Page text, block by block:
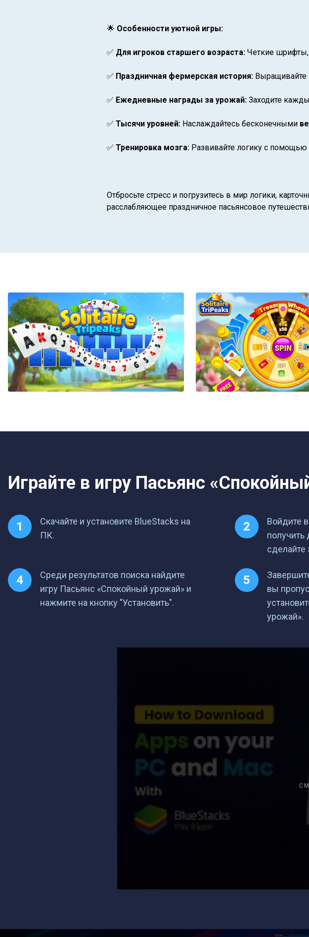
🌟 Особенности уютной игры:
✅ Для игроков старшего возраста: Четкие шрифты,
✅ Праздничная фермерская история: Выращивайте
✅ Ежедневные награды за урожай: Заходите
✅ Тысячи уровней: Наслаждайтесь бесконечными
✅ Тренировка мозга: Развивайте логику с помощью
Отбросьте стресс и погрузитесь в мир логики,
расслабляющее праздничное пасьянсовое
Играйте в игру Пасьянс
Скачайте и установите BlueStacks на
ПК.
Войдите
получить
сделайте
Среди результатов поиска найдите
игру Пасьянс «Спокойный урожай» и
нажмите на кнопку "Установить".
вы
урожай».